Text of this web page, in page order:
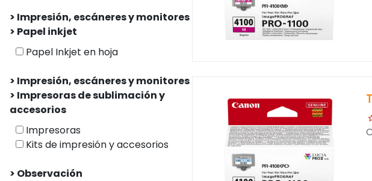
> Impresión, escáneres y monitores
> Papel inkjet
Papel Inkjet en hoja
> Impresión, escáneres y monitores
> Impresoras de sublimación y
accesorios
Impresoras
Kits de impresión y accesorios
> Observación